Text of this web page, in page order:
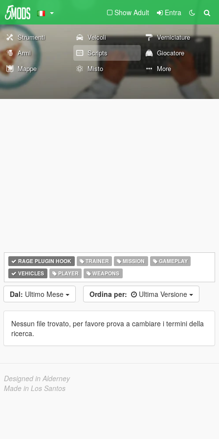
Show Adult Entra
Strumenti Veicoli
Verniciature
Armi
Scripts
Giocatore
Mappe
Misto More
RAGE PLUGIN HOOK TRAINER MISSION
GAMEPLAY
VEHICLES
PLAYER WEAPONS
Dal: Ultimo Mese Ordina per: Ultima Versione
Nessun file trovato, per favore prova a cambiare i termini della
ricerca.
Designed in Alderney
Made in Los Santos